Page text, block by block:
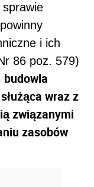
i ich
86 poz. 579)
budowla
wraz z
związanymi
zasobów